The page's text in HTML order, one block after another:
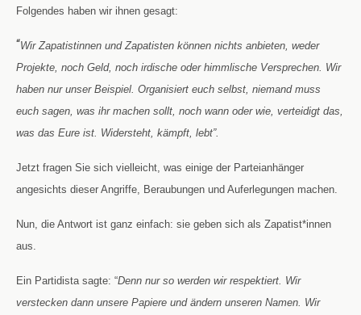
Folgendes haben wir ihnen gesagt:
“Wir Zapatistinnen und Zapatisten können nichts anbieten, weder
Projekte, noch Geld, noch irdische oder himmlische Versprechen. Wir
haben nur unser Beispiel. Organisiert euch selbst, niemand muss
euch sagen, was ihr machen sollt, noch wann oder wie, verteidigt das,
was das Eure ist. Widersteht, kämpft, lebt”.
Jetzt fragen Sie sich vielleicht, was einige der Parteianhänger
angesichts dieser Angriffe, Beraubungen und Auferlegungen machen.
Nun, die Antwort ist ganz einfach: sie geben sich als Zapatist*innen
aus.
Ein Partidista sagte: “Denn nur so werden wir respektiert. Wir
verstecken dann unsere Papiere und ändern unseren Namen. Wir